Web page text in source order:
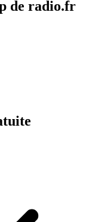
de radio.fr